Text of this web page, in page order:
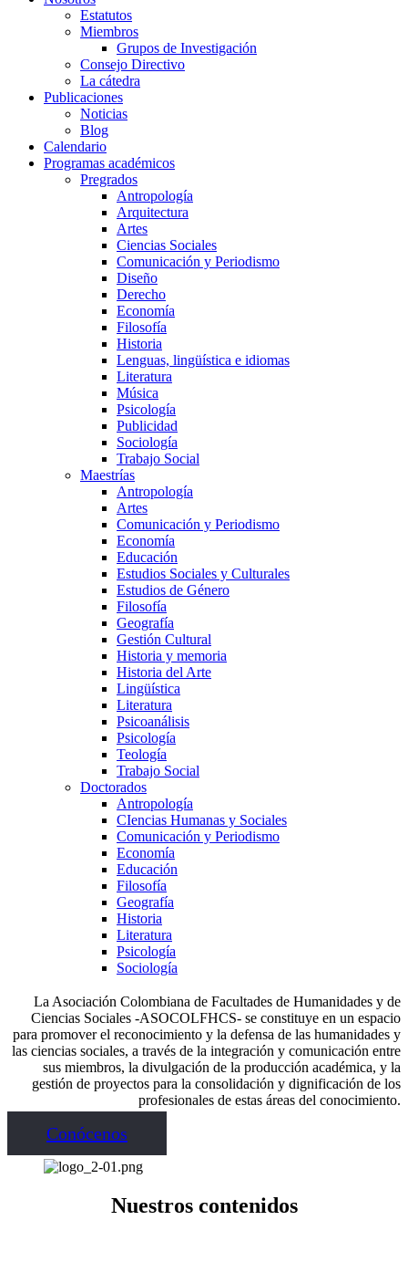
Estatutos
Miembros
Grupos de Investigación
Consejo Directivo
La cátedra
Publicaciones
Noticias
Blog
Calendario
Programas académicos
Pregrados
Antropología
Arquitectura
Artes
Ciencias Sociales
Comunicación y Periodismo
Diseño
Derecho
Economía
Filosofía
Historia
Lenguas, lingüística e idiomas
Literatura
Música
Psicología
Publicidad
Sociología
Trabajo Social
Maestrías
Antropología
Artes
Comunicación y Periodismo
Economía
Educación
Estudios Sociales y Culturales
Estudios de Género
Filosofía
Geografía
Gestión Cultural
Historia y memoria
Historia del Arte
Lingüística
Literatura
Psicoanálisis
Psicología
Teología
Trabajo Social
Doctorados
Antropología
CIencias Humanas y Sociales
Comunicación y Periodismo
Economía
Educación
Filosofía
Geografía
Historia
Literatura
Psicología
Sociología
La Asociación Colombiana de Facultades de Humanidades y de
Ciencias Sociales -ASOCOLFHCS- se constituye en un espacio
para promover el reconocimiento y la defensa de las humanidades y
las ciencias sociales, a través de la integración y comunicación entre
sus miembros, la divulgación de la producción académica, y la
gestión de proyectos para la consolidación y dignificación de los
profesionales de estas áreas del conocimiento.
Conócenos
Nuestros contenidos